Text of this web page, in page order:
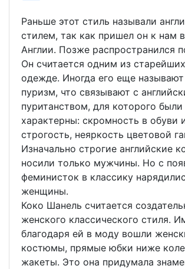
Раньше этот стиль называли
стилем, так как пришел он к нам
Англии. Позже распространился
Он считается одним из
одежде. Иногда его еще называют
пуризм, что связывают с
пуританством, для которого были
характерны: скромность в обуви
строгость, неяркость цветовой
Изначально строгие английские
носили только мужчины. Но с
феминисток в классику
женщины.
Коко Шанель считается
женского классического стиля.
благодаря ей в моду вошли
костюмы, прямые юбки ниже
жакеты. Это она придумала